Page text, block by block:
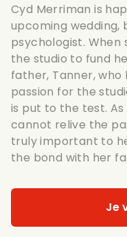
Cyd Merriman is
upcoming wedding,
psychologist.
the studio to fund
father, Tanner, who
passion for the
is put to the test.
cannot relive the
truly important to
the bond with her
Je